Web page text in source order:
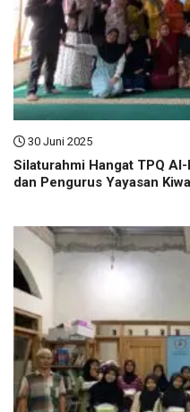
30 Juni 2025
Silaturahmi Hangat TPQ
dan Pengurus Yayasan